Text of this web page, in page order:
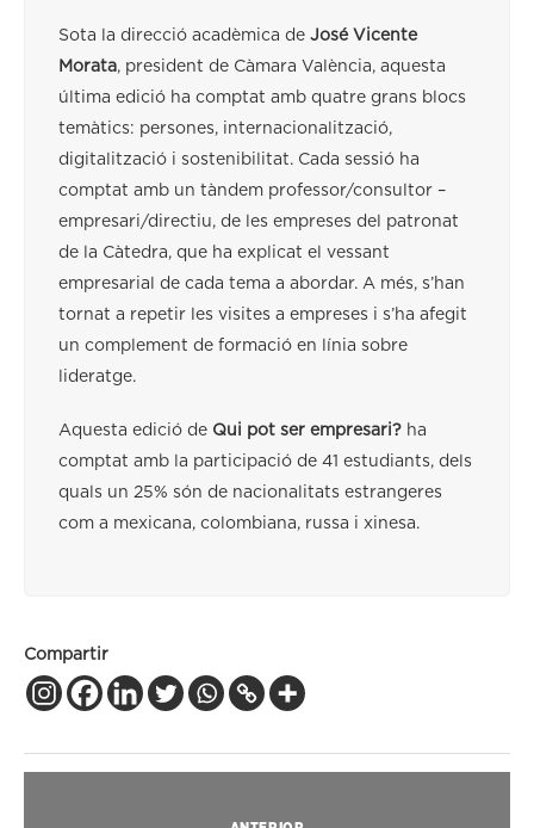
Sota la direcció acadèmica de José Vicente
Morata, president de Càmara València, aquesta
última edició ha comptat amb quatre grans blocs
temàtics: persones, internacionalització,
digitalització i sostenibilitat. Cada sessió ha
comptat amb un tàndem professor/consultor –
empresari/directiu, de les empreses del patronat
de la Càtedra, que ha explicat el vessant
empresarial de cada tema a abordar. A més, s’han
tornat a repetir les visites a empreses i s’ha afegit
un complement de formació en línia sobre
lideratge.
Aquesta edició de Qui pot ser empresari? ha
comptat amb la participació de 41 estudiants, dels
quals un 25% són de nacionalitats estrangeres
com a mexicana, colombiana, russa i xinesa.
Compartir